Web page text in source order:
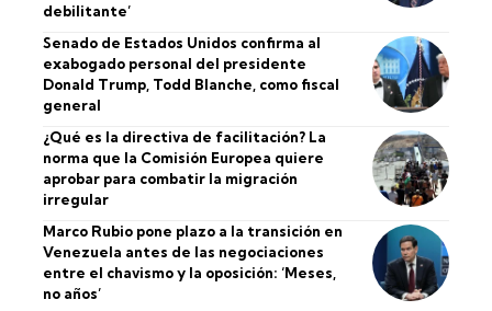
debilitante’
Senado de Estados Unidos confirma al
exabogado personal del presidente
Donald Trump, Todd Blanche, como fiscal
general
¿Qué es la directiva de facilitación? La
norma que la Comisión Europea quiere
aprobar para combatir la migración
irregular
Marco Rubio pone plazo a la transición en
Venezuela antes de las negociaciones
entre el chavismo y la oposición: ‘Meses,
no años’